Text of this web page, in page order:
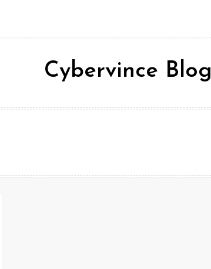
Cybervince Blog